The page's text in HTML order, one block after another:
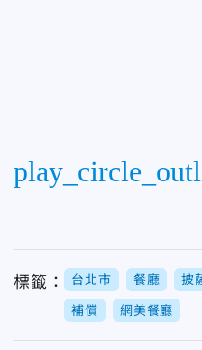
標籤： 台北市 餐廳 披
補償 網美餐廳